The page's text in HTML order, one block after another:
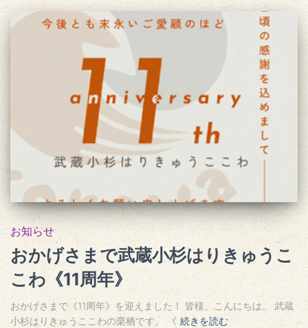
お知らせ
おかげさまで武蔵小杉はりきゅうこ
こわ《11周年》
おかげさまで《11周年》を迎えました！ 皆様、こんにちは。 武蔵
小杉はりきゅうここわの栗栖です。 《 続きを読む